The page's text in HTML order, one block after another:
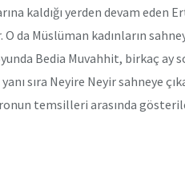
kaldığı yerden devam eden
Müslüman kadınların
Bedia Muvahhit, birkaç ay
sıra Neyire Neyir sahneye
temsilleri arasında